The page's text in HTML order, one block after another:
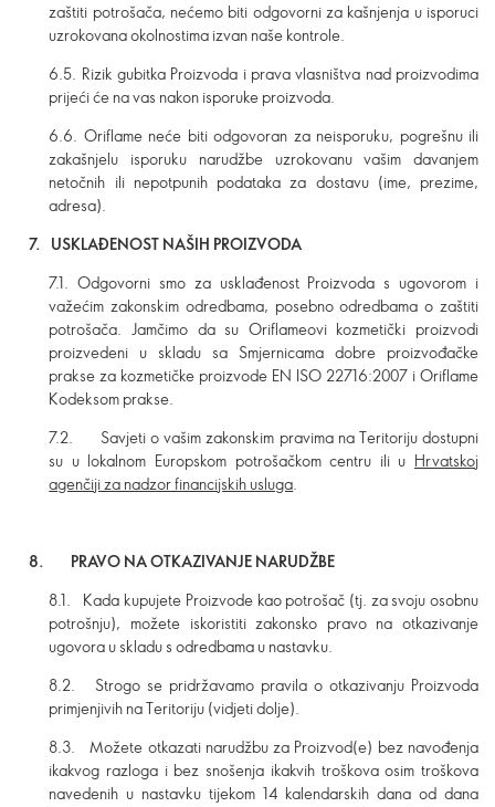
zaštiti potrošača, nećemo biti odgovorni za kašnjenja u isporuci
uzrokovana okolnostima izvan naše kontrole.
6.5. Rizik gubitka Proizvoda i prava vlasništva nad proizvodima
prijeći će na vas nakon isporuke proizvoda.
6.6. Oriflame neće biti odgovoran za neisporuku, pogrešnu ili
zakašnjelu isporuku narudžbe uzrokovanu vašim davanjem
netočnih ili nepotpunih podataka za dostavu (ime, prezime,
adresa).
7. USKLAĐENOST NAŠIH PROIZVODA
7.1. Odgovorni smo za usklađenost Proizvoda s ugovorom i
važećim zakonskim odredbama, posebno odredbama o zaštiti
potrošača. Jamčimo da su Oriflameovi kozmetički proizvodi
proizvedeni u skladu sa Smjernicama dobre proizvođačke
prakse za kozmetičke proizvode EN ISO 22716:2007 i Oriflame
Kodeksom prakse.
7.2. Savjeti o vašim zakonskim pravima na Teritoriju dostupni
su u lokalnom Europskom potrošačkom centru ili u Hrvatskoj
agenčiji za nadzor financijskih usluga.
8. PRAVO NA OTKAZIVANJE NARUDŽBE
8.1. Kada kupujete Proizvode kao potrošač (tj. za svoju osobnu
potrošnju), možete iskoristiti zakonsko pravo na otkazivanje
ugovora u skladu s odredbama u nastavku.
8.2. Strogo se pridržavamo pravila o otkazivanju Proizvoda
primjenjivih na Teritoriju (vidjeti dolje).
8.3. Možete otkazati narudžbu za Proizvod(e) bez navođenja
ikakvog razloga i bez snošenja ikakvih troškova osim troškova
navedenih u nastavku tijekom 14 kalendarskih dana od dana